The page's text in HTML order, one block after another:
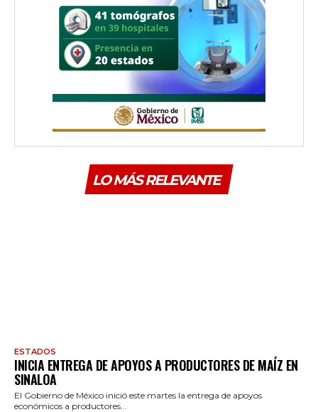
LO MÁS RELEVANTE
ESTADOS
INICIA ENTREGA DE APOYOS A PRODUCTORES DE MAÍZ EN
SINALOA
El Gobierno de México inició este martes la entrega de apoyos
económicos a productores...